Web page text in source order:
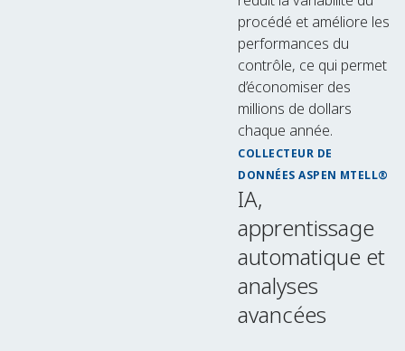
procédé et améliore les
performances du
contrôle, ce qui permet
d’économiser des
millions de dollars
chaque année.
COLLECTEUR DE
DONNÉES ASPEN MTELL®
IA,
apprentissage
automatique et
analyses
avancées